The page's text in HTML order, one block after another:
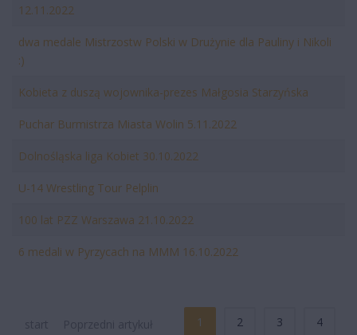
12.11.2022
dwa medale Mistrzostw Polski w Drużynie dla Pauliny i Nikoli
:)
Kobieta z duszą wojownika-prezes Małgosia Starzyńska
Puchar Burmistrza Miasta Wolin 5.11.2022
Dolnośląska liga Kobiet 30.10.2022
U-14 Wrestling Tour Pelplin
100 lat PZZ Warszawa 21.10.2022
6 medali w Pyrzycach na MMM 16.10.2022
start Poprzedni artykuł 1 2 3 4